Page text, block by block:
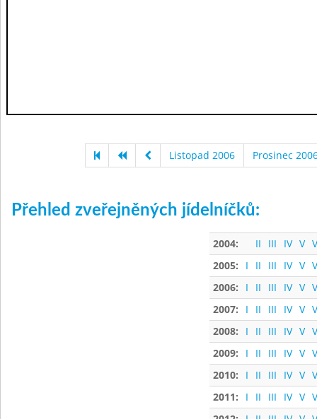
Listopad 2006 Prosinec
Přehled zveřejněných jídelníčků:
2004: II III IV V
2005:
I II III IV V
2006:
I II III IV V
2007:
I II III IV V
2008:
I II III IV V
2009:
I II III IV V
2010:
I II III IV V
2011:
I II III IV V